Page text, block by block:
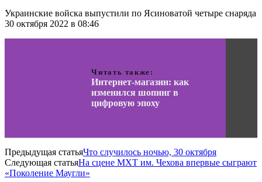
Украинские войска выпустили по Ясиноватой четыре снаряда
30 октября 2022 в 08:46
Читать также:
Интернет-магазин: как
изменился шопинг в
цифровую эпоху
Предыдущая статьяЧто случилось ночью, 30 октября
Следующая статьяНа сцене МХТ им. Чехова впервые сыграют
«Поколение Маугли»